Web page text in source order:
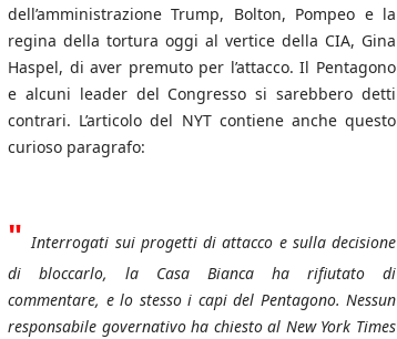
dell’amministrazione Trump, Bolton, Pompeo e la
regina della tortura oggi al vertice della CIA, Gina
Haspel, di aver premuto per l’attacco. Il Pentagono
e alcuni leader del Congresso si sarebbero detti
contrari. L’articolo del NYT contiene anche questo
curioso paragrafo:
"Interrogati sui progetti di attacco e sulla decisione
di bloccarlo, la Casa Bianca ha rifiutato di
commentare, e lo stesso i capi del Pentagono. Nessun
responsabile governativo ha chiesto al New York Times